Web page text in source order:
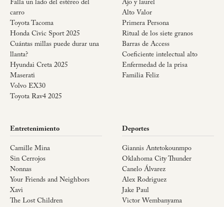
Falla un lado del estéreo del
carro
Toyota Tacoma
Honda Civic Sport 2025
Cuántas millas puede durar una
llanta?
Hyundai Creta 2025
Maserati
Volvo EX30
Toyota Rav4 2025
Ajo y laurel
Alto Valor
Primera Persona
Ritual de los siete granos
Barras de Access
Coeficiente intelectual alto
Enfermedad de la prisa
Familia Feliz
Entretenimiento
Camille Mina
Sin Cerrojos
Nonnas
Your Friends and Neighbors
Xavi
The Lost Children
Deportes
Giannis Antetokounmpo
Oklahoma City Thunder
Canelo Álvarez
Alex Rodriguez
Jake Paul
Victor Wembanyama